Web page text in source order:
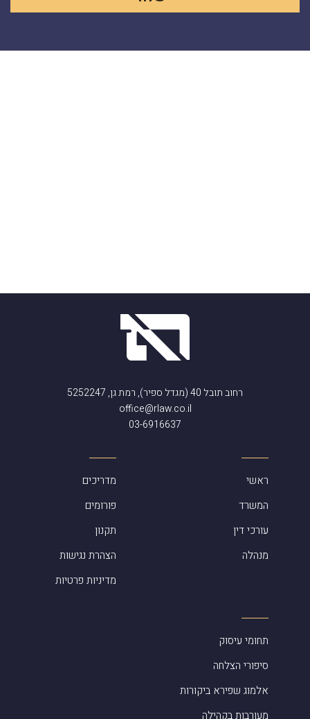
רחוב תובל 40 (מגדל ספיר), רמת גן, 5252247
office@rlaw.co.il
03-6916637
ראשי
המשרד
עורכי דין
מנהלה
מדריכים
פורומים
תקנון
הצהרת נגישות
מדיניות פרטיות
תחומי עיסוק
סיפורי הצלחה
אלמוג שפירא ביקורות
מעורבות בקהילה